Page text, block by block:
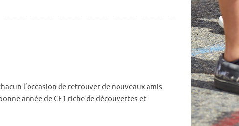
l’occasion de retrouver de nouveaux amis.
année de CE1 riche de découvertes et